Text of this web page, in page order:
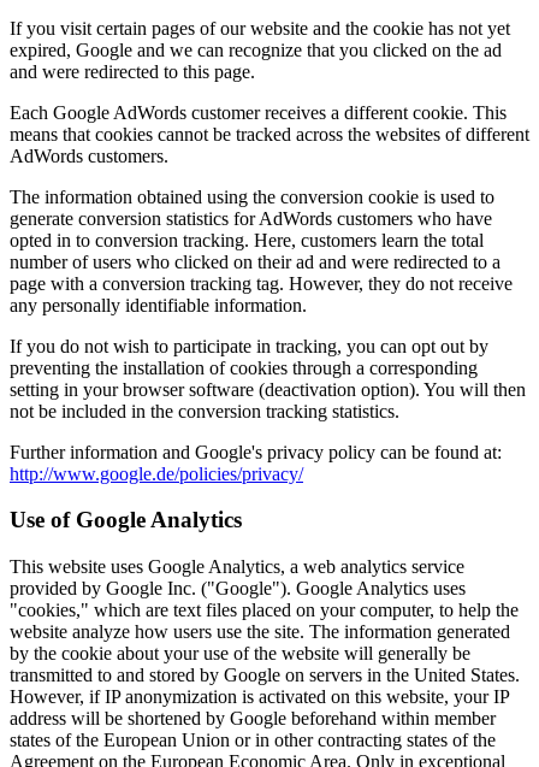
If you visit certain pages of our website and the cookie has not yet
expired, Google and we can recognize that you clicked on the ad
and were redirected to this page.
Each Google AdWords customer receives a different cookie. This
means that cookies cannot be tracked across the websites of different
AdWords customers.
The information obtained using the conversion cookie is used to
generate conversion statistics for AdWords customers who have
opted in to conversion tracking. Here, customers learn the total
number of users who clicked on their ad and were redirected to a
page with a conversion tracking tag. However, they do not receive
any personally identifiable information.
If you do not wish to participate in tracking, you can opt out by
preventing the installation of cookies through a corresponding
setting in your browser software (deactivation option). You will then
not be included in the conversion tracking statistics.
Further information and Google's privacy policy can be found at:
http://www.google.de/policies/privacy/
Use of Google Analytics
This website uses Google Analytics, a web analytics service
provided by Google Inc. ("Google"). Google Analytics uses
"cookies," which are text files placed on your computer, to help the
website analyze how users use the site. The information generated
by the cookie about your use of the website will generally be
transmitted to and stored by Google on servers in the United States.
However, if IP anonymization is activated on this website, your IP
address will be shortened by Google beforehand within member
states of the European Union or in other contracting states of the
Agreement on the European Economic Area. Only in exceptional